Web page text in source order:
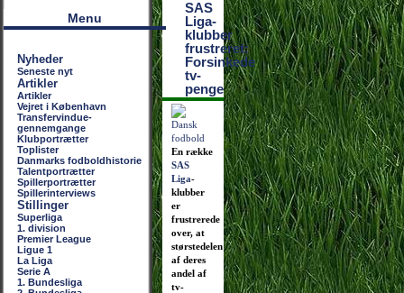
Menu
Nyheder
Seneste nyt
Artikler
Artikler
Vejret i København
Transfervindue-
gennemgange
Klubportrætter
Toplister
Danmarks fodboldhistorie
Talentportrætter
Spillerportrætter
Spillerinterviews
Stillinger
Superliga
1. division
Premier League
Ligue 1
La Liga
Serie A
1. Bundesliga
SAS
Liga-
klubber
frustreret:
Forsinkede
tv-
penge
En række
SAS
Liga-
klubber
er
frustrerede
over, at
størstedelen
af deres
andel af
tv-